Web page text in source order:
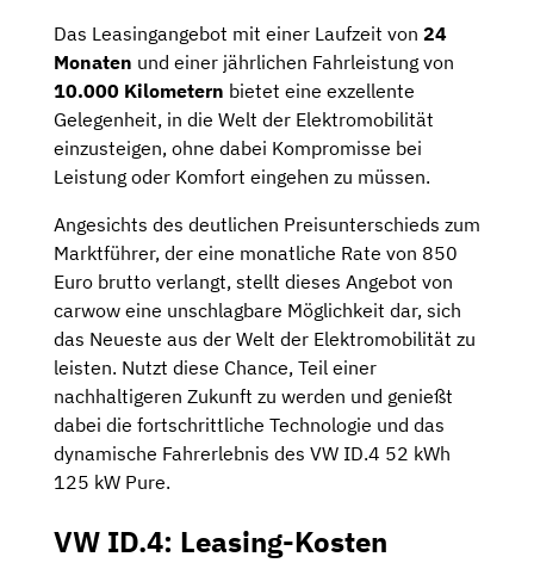
Das Leasingangebot mit einer Laufzeit von 24
Monaten und einer jährlichen Fahrleistung von
10.000 Kilometern bietet eine exzellente
Gelegenheit, in die Welt der Elektromobilität
einzusteigen, ohne dabei Kompromisse bei
Leistung oder Komfort eingehen zu müssen.
Angesichts des deutlichen Preisunterschieds zum
Marktführer, der eine monatliche Rate von 850
Euro brutto verlangt, stellt dieses Angebot von
carwow eine unschlagbare Möglichkeit dar, sich
das Neueste aus der Welt der Elektromobilität zu
leisten. Nutzt diese Chance, Teil einer
nachhaltigeren Zukunft zu werden und genießt
dabei die fortschrittliche Technologie und das
dynamische Fahrerlebnis des VW ID.4 52 kWh
125 kW Pure.
VW ID.4: Leasing-Kosten